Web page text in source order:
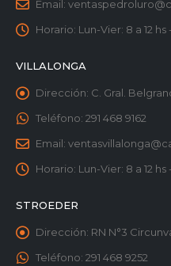
Email:
Horario: Lun-Vier: 8 a 12 hs
VILLALONGA
Dirección: C. Gral.
Teléfono: 291 468 9162
Email:
Horario: Lun-Vier: 8 a 12 hs
STROEDER
Dirección: RN N°3
Teléfono: 291 468 9252